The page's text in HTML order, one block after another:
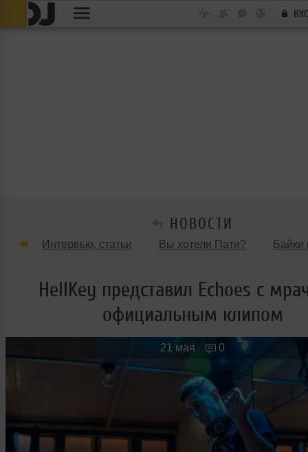
НОВОСТИ
Интервью, статьи Вы хотели Пати? Байки
Танцевальные стили Обзоры Вечеринок и
Новые лица Мужчина & Женщина
HellKey представил Echoes с
официальным клипом
21 мая 0